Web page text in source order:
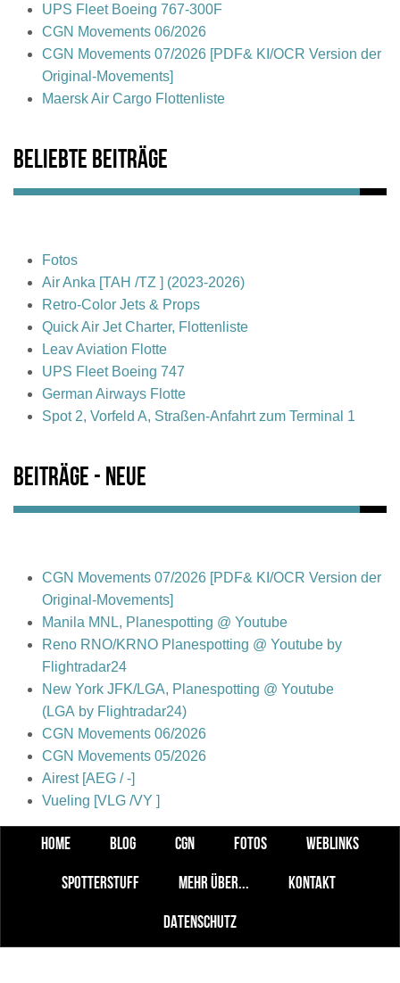
UPS Fleet Boeing 767-300F
CGN Movements 06/2026
CGN Movements 07/2026 [PDF& KI/OCR Version der
Original-Movements]
Maersk Air Cargo Flottenliste
Beliebte Beiträge
Fotos
Air Anka [TAH /TZ ] (2023-2026)
Retro-Color Jets & Props
Quick Air Jet Charter, Flottenliste
Leav Aviation Flotte
UPS Fleet Boeing 747
German Airways Flotte
Spot 2, Vorfeld A, Straßen-Anfahrt zum Terminal 1
Beiträge - Neue
CGN Movements 07/2026 [PDF& KI/OCR Version der
Original-Movements]
Manila MNL, Planespotting @ Youtube
Reno RNO/KRNO Planespotting @ Youtube by
Flightradar24
New York JFK/LGA, Planespotting @ Youtube
(LGA by Flightradar24)
CGN Movements 06/2026
CGN Movements 05/2026
Airest [AEG / -]
Vueling [VLG /VY ]
HOME BLOG CGN FOTOS WEBLINKS
SPOTTERSTUFF MEHR ÜBER... KONTAKT
DATENSCHUTZ